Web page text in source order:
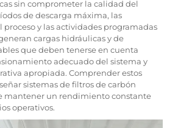
sin comprometer la calidad del
de descarga máxima, las
proceso y las actividades programadas
cargas hidráulicas y de
que deben tenerse en cuenta
adecuado del sistema y
apropiada. Comprender estos
sistemas de filtros de carbón
mantener un rendimiento constante
operativos.